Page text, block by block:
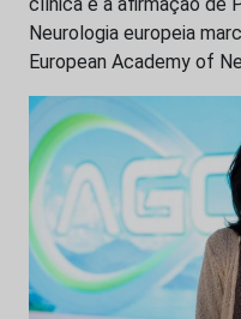
Neurologia europeia
European Academy of